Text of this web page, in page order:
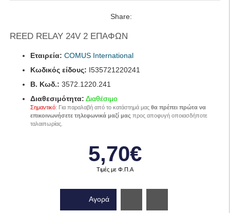
Share:
REED RELAY 24V 2 ΕΠΑΦΩΝ
Εταιρεία: COMUS International
Κωδικός είδους: I535721220241
B. Κωδ.: 3572.1220.241
Διαθεσιμότητα: Διαθέσιμο
Σημαντικό: Για παραλαβή από το κατάστημά μας θα πρέπει πρώτα να
επικοινωνήσετε τηλεφωνικά μαζί μας προς αποφυγή οποιασδήποτε
ταλαιπωρίας.
5,70€
Τιμές με Φ.Π.Α
Αγορά